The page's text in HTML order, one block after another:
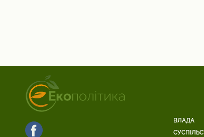
ВЛАДА